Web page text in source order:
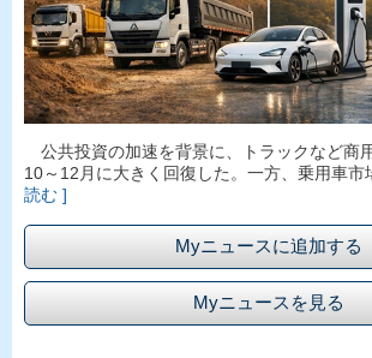
公共投資の加速を背景に、トラックなど商
10～12月に大きく回復した。一方、乗用車市
読む ]
Myニュースに追加する
Myニュースを見る